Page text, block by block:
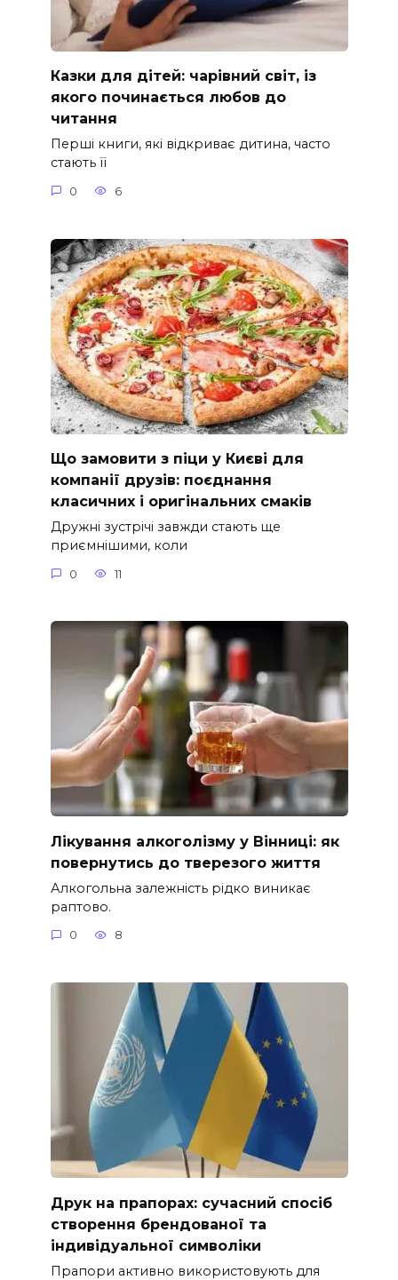
Казки для дітей: чарівний світ, із
якого починається любов до
читання
Перші книги, які відкриває дитина, часто
стають її
0 6
Що замовити з піци у Києві для
компанії друзів: поєднання
класичних і оригінальних смаків
Дружні зустрічі завжди стають ще
приємнішими, коли
0 11
Лікування алкоголізму у Вінниці: як
повернутись до тверезого життя
Алкогольна залежність рідко виникає
раптово.
0 8
Друк на прапорах: сучасний спосіб
створення брендованої та
індивідуальної символіки
Прапори активно використовують для